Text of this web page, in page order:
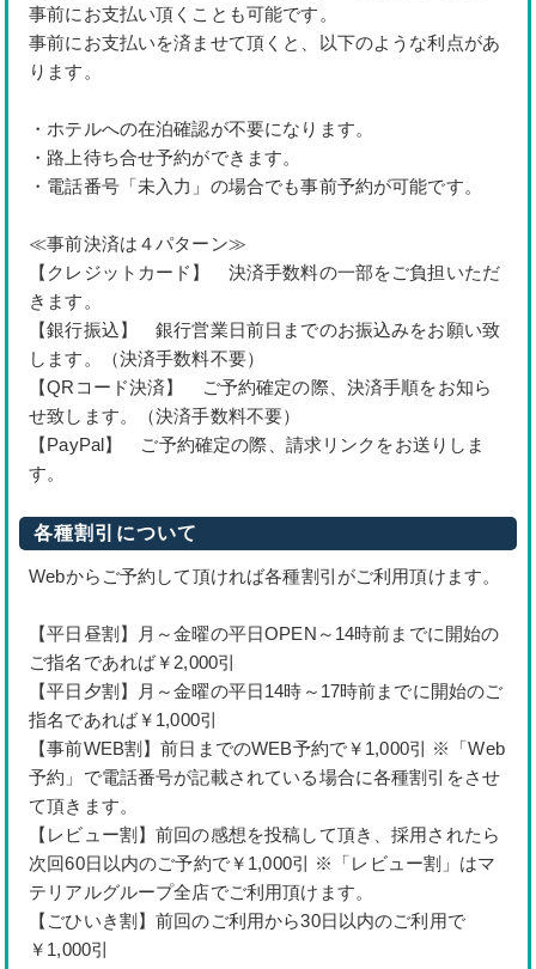
事前にお支払い頂くことも可能です。
事前にお支払いを済ませて頂くと、以下のような利点があ
ります。
・ホテルへの在泊確認が不要になります。
・路上待ち合せ予約ができます。
・電話番号「未入力」の場合でも事前予約が可能です。
≪事前決済は４パターン≫
【クレジットカード】 決済手数料の一部をご負担いただ
きます。
【銀行振込】 銀行営業日前日までのお振込みをお願い致
します。（決済手数料不要）
【QRコード決済】 ご予約確定の際、決済手順をお知ら
せ致します。（決済手数料不要）
【PayPal】 ご予約確定の際、請求リンクをお送りしま
す。
各種割引について
Webからご予約して頂ければ各種割引がご利用頂けます。
【平日昼割】月～金曜の平日OPEN～14時前までに開始の
ご指名であれば￥2,000引
【平日夕割】月～金曜の平日14時～17時前までに開始のご
指名であれば￥1,000引
【事前WEB割】前日までのWEB予約で￥1,000引 ※「Web
予約」で電話番号が記載されている場合に各種割引をさせ
て頂きます。
【レビュー割】前回の感想を投稿して頂き、採用されたら
次回60日以内のご予約で￥1,000引 ※「レビュー割」はマ
テリアルグループ全店でご利用頂けます。
【ごひいき割】前回のご利用から30日以内のご利用で
￥1,000引